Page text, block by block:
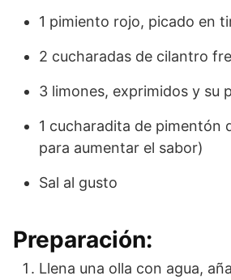
1 pimiento rojo, picado en
2 cucharadas de cilantro
3 limones, exprimidos y su
1 cucharadita de pimentón
para aumentar el sabor)
Sal al gusto
Preparación:
Llena una olla con agua,